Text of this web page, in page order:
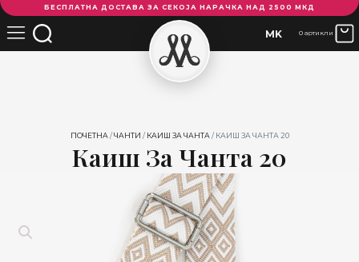
БЕСПЛАТНА ДОСТАВА ЗА СЕКОЈА НАРАЧКА НАД 2500 МКД
MK 0 артикли
ПОЧЕТНА/ЧАНТИ / КАИШ ЗА ЧАНТА/ КАИШ ЗА ЧАНТА 20
Каиш За Чанта 20
за
чанта
20
количина